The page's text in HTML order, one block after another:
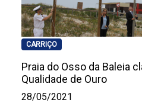
CARRIÇO
Praia do Osso da Baleia
Qualidade de Ouro
28/05/2021